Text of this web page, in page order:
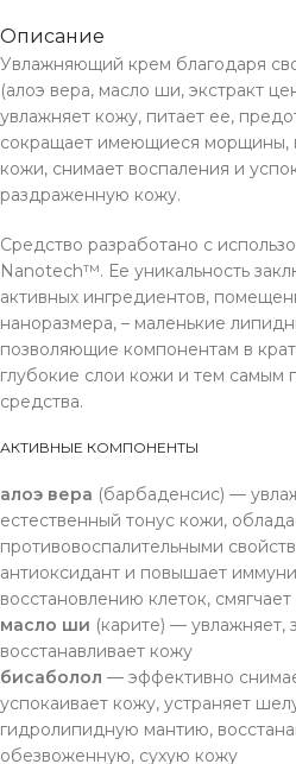
Описание
Увлажняющий крем благодаря
(алоэ вера, масло ши, экстракт
увлажняет кожу, питает ее,
сокращает имеющиеся морщины,
кожи, снимает воспаления и
раздраженную кожу.
Средство разработано с
Nanotech™. Ее уникальность
активных ингредиентов,
наноразмера, – маленькие
позволяющие компонентам в
глубокие слои кожи и тем самым
средства.
АКТИВНЫЕ КОМПОНЕНТЫ
алоэ вера (барбаденсис) —
естественный тонус кожи,
противовоспалительными
антиоксидант и повышает
восстановлению клеток,
масло ши (карите) — увлажняет,
восстанавливает кожу
бисаболол — эффективно
успокаивает кожу, устраняет
гидролипидную мантию,
обезвоженную, сухую кожу